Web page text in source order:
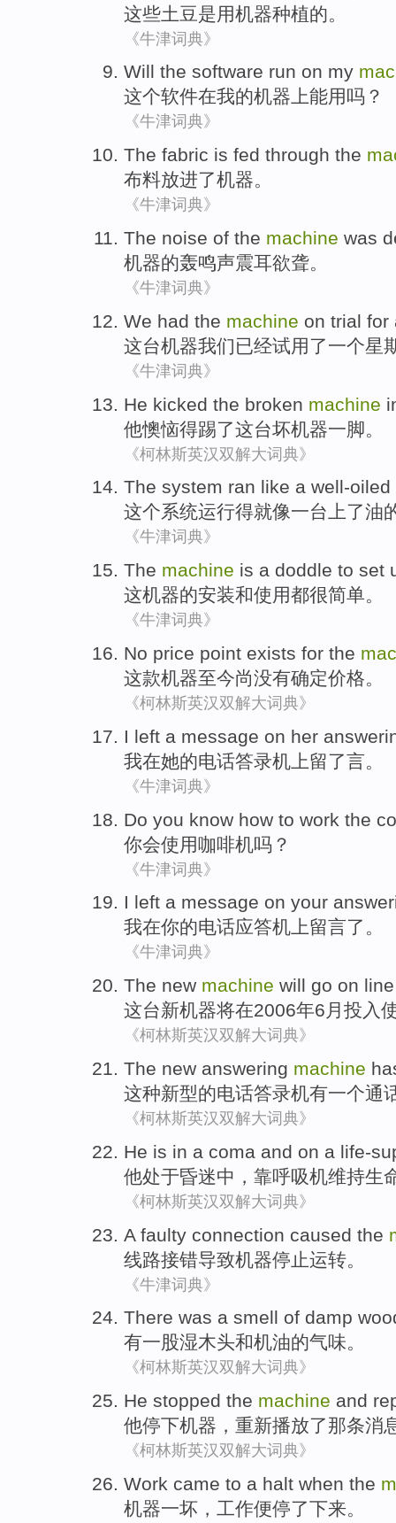
这些土豆是用机器种植的。
《牛津词典》
Will the software run on my
这个软件在我的机器上能用吗？
《牛津词典》
The fabric is fed through the
布料放进了机器。
《牛津词典》
The noise of the machine was
机器的轰鸣声震耳欲聋。
《牛津词典》
We had the machine on trial for
这台机器我们已经试用了一个星
《牛津词典》
He kicked the broken machine
他懊恼得踢了这台坏机器一脚。
《柯林斯英汉双解大词典》
The system ran like a well-oiled
这个系统运行得就像一台上了油
《牛津词典》
The machine is a doddle to set
这机器的安装和使用都很简单。
《牛津词典》
No price point exists for the
这款机器至今尚没有确定价格。
《柯林斯英汉双解大词典》
I left a message on her
我在她的电话答录机上留了言。
《牛津词典》
Do you know how to work the
你会使用咖啡机吗？
《牛津词典》
I left a message on your
我在你的电话应答机上留言了。
《牛津词典》
The new machine will go on
这台新机器将在2006年6月投入
《柯林斯英汉双解大词典》
The new answering machine
这种新型的电话答录机有一个通
《柯林斯英汉双解大词典》
He is in a coma and on a life-
他处于昏迷中， 靠呼吸机维持生
《柯林斯英汉双解大词典》
A faulty connection caused the
线路接错导致机器停止运转。
《牛津词典》
There was a smell of damp
有一股湿木头和机油的气味。
《柯林斯英汉双解大词典》
He stopped the machine and
他停下机器 ， 重新播放了那条消
《柯林斯英汉双解大词典》
Work came to a halt when the
机器一坏 ， 工作便停了下来。